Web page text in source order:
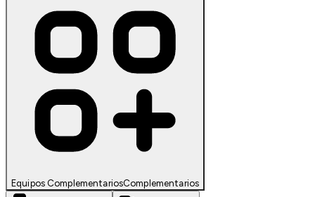
Equipos ComplementariosComplementarios